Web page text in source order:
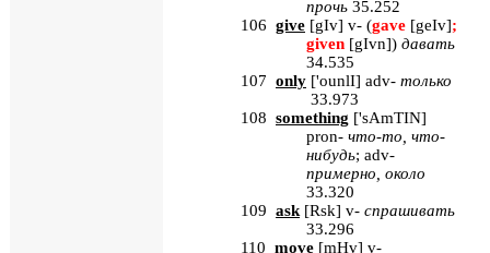
прочь 35.252
106 give [gIv] v- (gave [geIv];
given [gIvn]) давать
34.535
107 only ['ounlI] adv- только
33.973
108 something ['sAmTIN]
pron- что-то, что-
нибудь; adv-
примерно, около
33.320
109 ask [Rsk] v- спрашивать
33.296
110 move [mHv] v-